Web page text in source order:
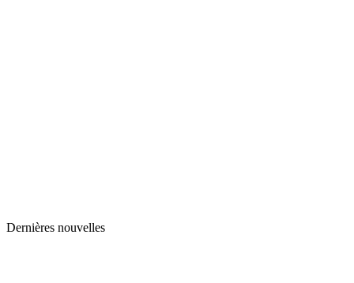
Dernières nouvelles